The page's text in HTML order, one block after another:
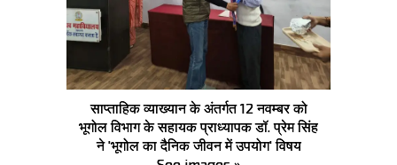
साप्ताहिक व्याख्यान के अंतर्गत 12 नवम्बर को
भूगोल विभाग के सहायक प्राध्यापक डॉ. प्रेम सिंह
ने 'भूगोल का दैनिक जीवन में उपयोग' विषय